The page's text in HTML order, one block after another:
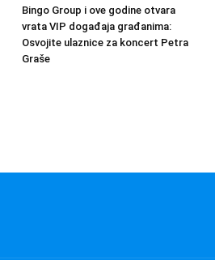
Bingo Group i ove godine otvara
vrata VIP događaja građanima:
Osvojite ulaznice za koncert Petra
Graše